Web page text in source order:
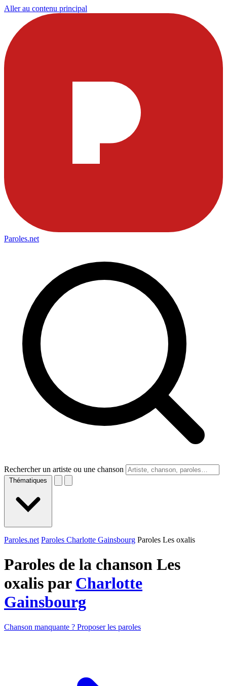
Aller au contenu principal
Paroles.net
Rechercher un artiste ou une chanson
Thématiques
Paroles.net Paroles Charlotte Gainsbourg Paroles Les oxalis
Paroles de la chanson Les
oxalis par Charlotte
Gainsbourg
Chanson manquante ? Proposer les paroles